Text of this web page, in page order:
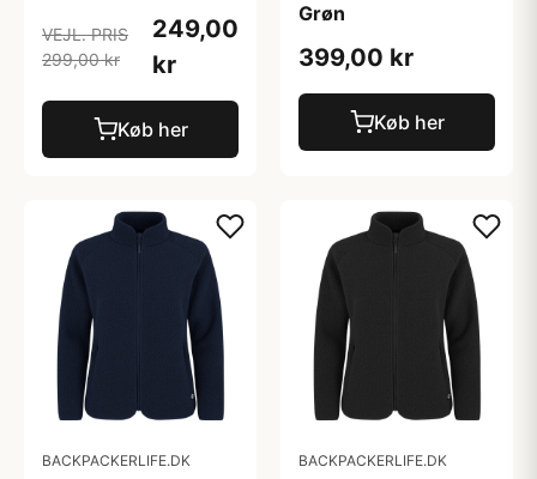
VEJL. PRIS
299,00 kr
249,00
kr
Køb her
Grøn
399,00 kr
Køb her
BACKPACKERLIFE.DK BACKPACKERLIFE.DK